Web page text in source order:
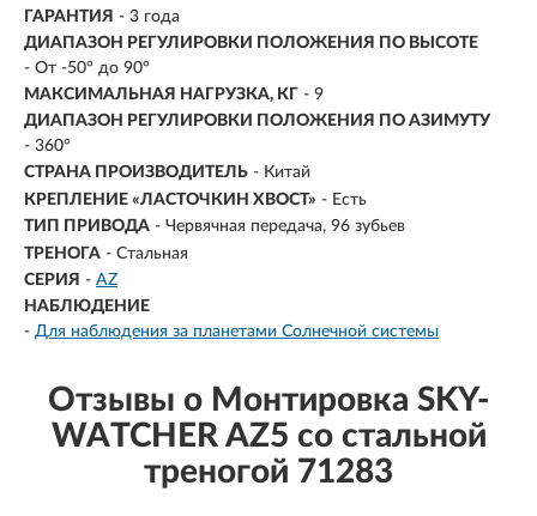
ГАРАНТИЯ - 3 года
ДИАПАЗОН РЕГУЛИРОВКИ ПОЛОЖЕНИЯ ПО ВЫСОТЕ
- От -50° до 90°
МАКСИМАЛЬНАЯ НАГРУЗКА, КГ - 9
ДИАПАЗОН РЕГУЛИРОВКИ ПОЛОЖЕНИЯ ПО АЗИМУТУ
- 360°
СТРАНА ПРОИЗВОДИТЕЛЬ - Китай
КРЕПЛЕНИЕ «ЛАСТОЧКИН ХВОСТ» - Есть
ТИП ПРИВОДА - Червячная передача, 96 зубьев
ТРЕНОГА - Стальная
СЕРИЯ - AZ
НАБЛЮДЕНИЕ
- Для наблюдения за планетами Солнечной системы
Отзывы о Монтировка SKY-
WATCHER AZ5 со стальной
треногой 71283